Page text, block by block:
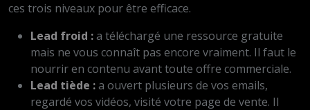
ces trois niveaux pour être efficace.
Lead froid :a téléchargé une ressource gratuite
mais ne vous connaît pas encore vraiment. Il faut le
nourrir en contenu avant toute offre commerciale.
Lead tiède :a ouvert plusieurs de vos emails,
regardé vos vidéos, visité votre page de vente. Il